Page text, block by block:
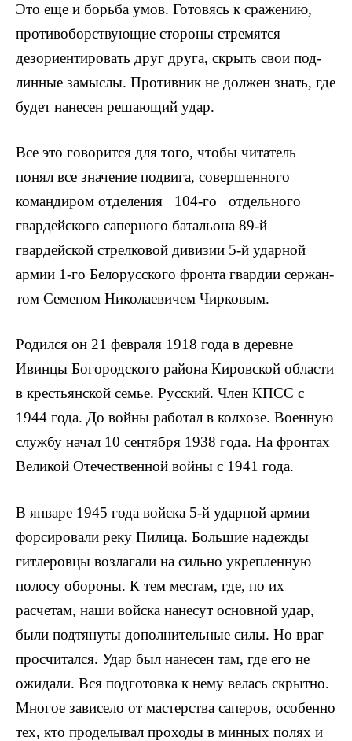
Это еще и борьба умов. Гото­вясь к сражению,
противоборствую­щие стороны стремятся
дезориенти­ровать друг друга, скрыть свои под­
линные замыслы. Противник не дол­жен знать, где
будет нанесен ре­шающий удар.
Все это говорится для того, что­бы читатель
понял все значение подвига, совершенного
командиром отделения 104-го отдельного
гвар­дейского саперного батальона 89-й
гвардейской стрелковой диви­зии 5-й ударной
армии 1-го Белорусского фронта гвардии сержан­
том Семеном Николаевичем Чирковым.
Родился он 21 февраля 1918 года в деревне
Ивинцы Богородского района Кировской области
в крестьянской семье. Русский. Член КПСС с
1944 года. До войны работал в колхозе. Военную
службу начал 10 сентября 1938 года. На фронтах
Великой Отечест­венной войны с 1941 года.
В январе 1945 года войска 5-й ударной армии
форсировали реку Пилица. Большие надежды
гитлеровцы возлагали на сильно укреп­ленную
полосу обороны. К тем местам, где, по их
расчетам, наши войска нанесут основной удар,
были подтянуты дополнительные силы. Но враг
просчитался. Удар был нанесен там, где его не
ожи­дали. Вся подготовка к нему велась скрытно.
Многое зависело от мастерства саперов, особенно
тех, кто проделывал проходы в минных полях и